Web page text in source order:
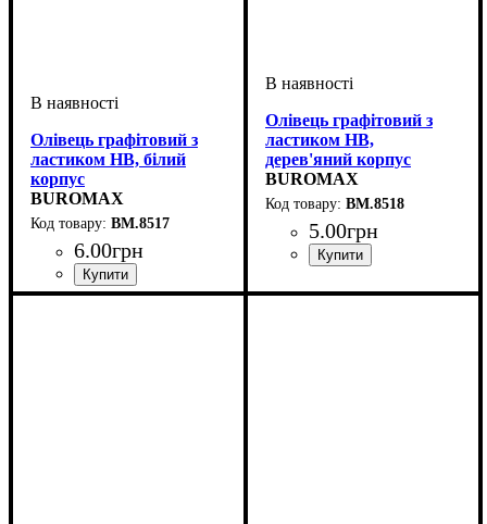
Олівець графітовий з
ластиком HB, білий
корпус
BUROMAX
BM.8517
6.00грн
Олівець графітовий з
ластиком HB,
дерев'яний корпус
BUROMAX
BM.8518
5.00грн